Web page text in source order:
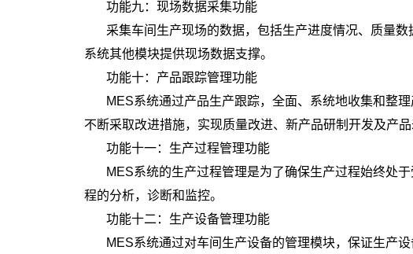
功能九：现场数据采集功能
采集车间生产现场的数据，包括生产进度情况、质量
系统其他模块提供现场数据支撑。
功能十：产品跟踪管理功能
MES系统通过产品生产跟踪，全面、系统地收集和整
不断采取改进措施，实现质量改进、新产品研制开发及产品
功能十一：生产过程管理功能
MES系统的生产过程管理是为了确保生产过程始终处
程的分析，诊断和监控。
功能十二：生产设备管理功能
MES系统通过对车间生产设备的管理模块，保证生产